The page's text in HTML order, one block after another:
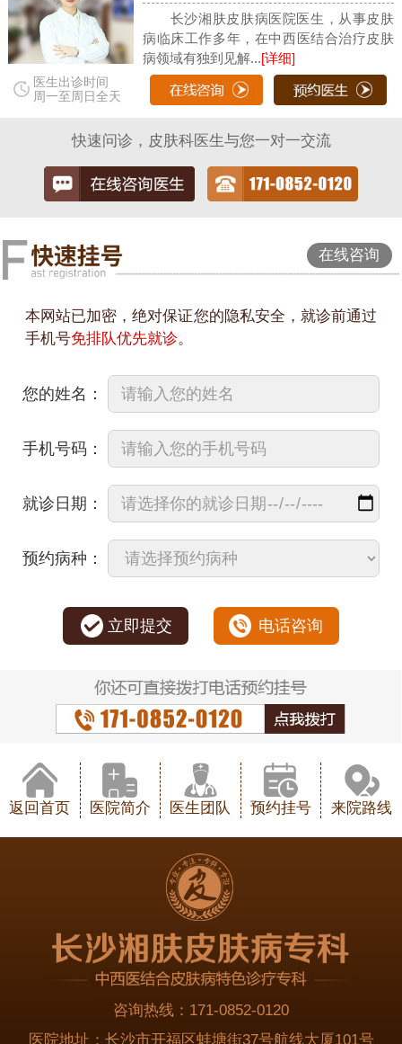
医生出诊时间
周一至周日全天
长沙湘肤皮肤病医院医生，从事皮肤
病临床工作多年，在中西医结合治疗皮肤
病领域有独到见解...[详细]
快速问诊，皮肤科医生与您一对一交流
在线咨询
本网站已加密，绝对保证您的隐私安全，就诊前通过
手机号免排队优先就诊。
您的姓名：
手机号码：
就诊日期：
预约病种：
立即提交 电话咨询
返回首页 医院简介 医生团队 预约挂号 来院路线
咨询热线： 171-0852-0120
医院地址： 长沙市开福区蚌塘街37号航线大厦101号